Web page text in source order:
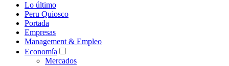
Lo último
Peru Quiosco
Portada
Empresas
Management & Empleo
Economía
Mercados